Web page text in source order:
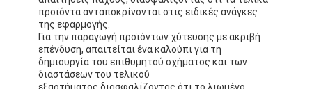
προϊόντα ανταποκρίνονται στις ειδικές ανάγκες
της εφαρμογής.
Για την παραγωγή προϊόντων χύτευσης με ακριβή
επένδυση, απαιτείται ένα καλούπι για τη
δημιουργία του επιθυμητού σχήματος και των
διαστάσεων του τελικού